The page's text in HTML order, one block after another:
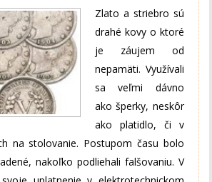
Zlato a striebro sú
drahé kovy o ktoré
je záujem od
nepamäti. Využívali
sa veľmi dávno
ako šperky, neskôr
ako platidlo, či v
na stolovanie. Postupom času bolo
nakoľko podliehali falšovaniu. V